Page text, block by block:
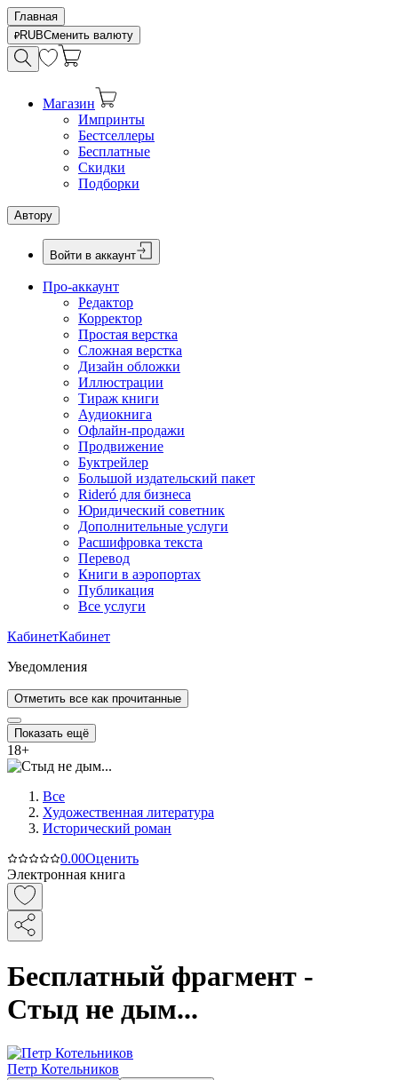
Главная
RUBСменить валюту
Магазин
Импринты
Бестселлеры
Бесплатные
Скидки
Подборки
Автору
Войти в аккаунт
Про-аккаунт
Редактор
Корректор
Простая верстка
Сложная верстка
Дизайн обложки
Иллюстрации
Тираж книги
Аудиокнига
Офлайн-продажи
Продвижение
Буктрейлер
Большой издательский пакет
Rideró для бизнеса
Юридический советник
Дополнительные услуги
Расшифровка текста
Перевод
Книги в аэропортах
Публикация
Все услуги
КабинетКабинет
Уведомления
Отметить все как прочитанные
Показать ещё
18+
Все
Художественная литература
Исторический роман
0.00Оценить
Электронная книга
Бесплатный фрагмент -
Стыд не дым...
Петр Котельников